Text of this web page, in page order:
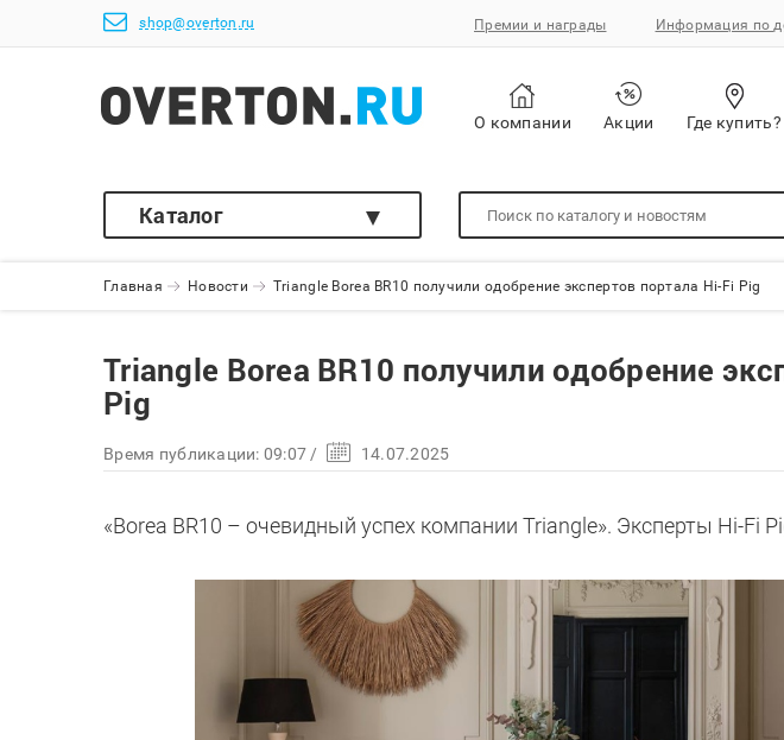
shop@overton.ru Премии и награды Информация по
О компании Акции Где купить?
Каталог
Главная Новости Triangle Borea BR10 получили одобрение экспертов портала Hi-Fi Pig
Triangle Borea BR10 получили одобрение
Pig
Время публикации: 09:07 / 14.07.2025
«Boreа BR10 – очевидный успех компании Triangle». Эксперты Hi-Fi